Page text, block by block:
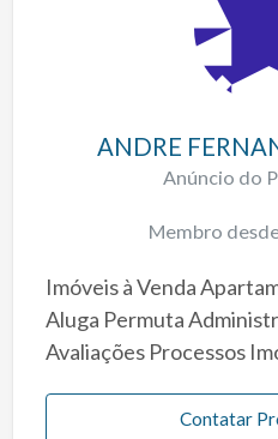
ANDRE
Anúncio do
Membro
Imóveis à Venda
Aluga Permuta
Avaliações Processos
Contatar